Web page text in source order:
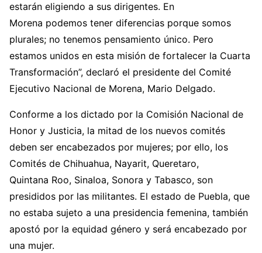
estarán eligiendo a sus dirigentes. En
Morena podemos tener diferencias porque somos
plurales; no tenemos pensamiento único. Pero
estamos unidos en esta misión de fortalecer la Cuarta
Transformación”, declaró el presidente del Comité
Ejecutivo Nacional de Morena, Mario Delgado.
Conforme a los dictado por la Comisión Nacional de
Honor y Justicia, la mitad de los nuevos comités
deben ser encabezados por mujeres; por ello, los
Comités de Chihuahua, Nayarit, Queretaro,
Quintana Roo, Sinaloa, Sonora y Tabasco, son
presididos por las militantes. El estado de Puebla, que
no estaba sujeto a una presidencia femenina, también
apostó por la equidad género y será encabezado por
una mujer.